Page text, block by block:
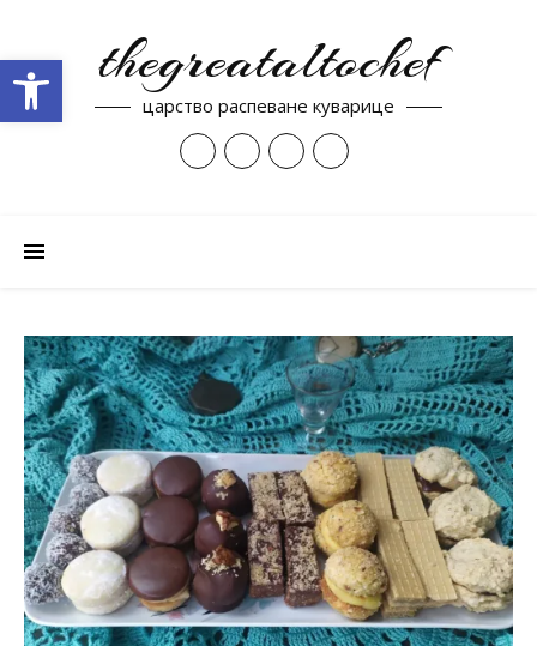
thegreataltochef
царство распеване куварице
Open toolbar